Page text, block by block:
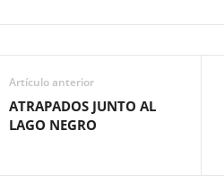
Artículo anterior
ATRAPADOS JUNTO AL
LAGO NEGRO